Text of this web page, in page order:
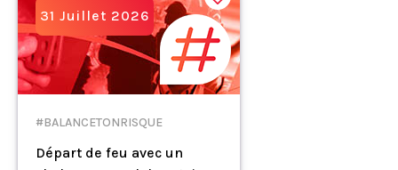
31 Juillet 2026
#BALANCETONRISQUE
Départ de feu avec un